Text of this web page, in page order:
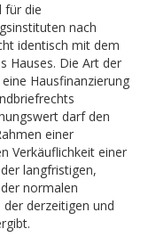
für die
nach
identisch mit dem
Hauses. Die Art der
Hausfinanzierung
darf den
einer
Verkäuflichkeit einer
langfristigen,
normalen
derzeitigen und